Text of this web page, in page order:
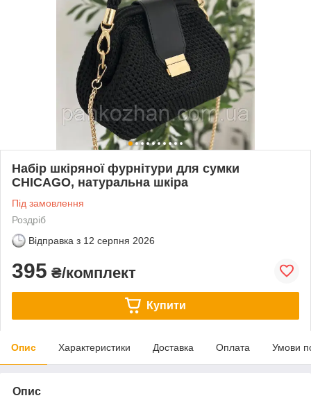
Набір шкіряної фурнітури для сумки
CHICAGO, натуральна шкіра
Під замовлення
Роздріб
Відправка з 12 серпня 2026
395 ₴/комплект
Купити
Опис Характеристики Доставка Оплата Умови
Опис